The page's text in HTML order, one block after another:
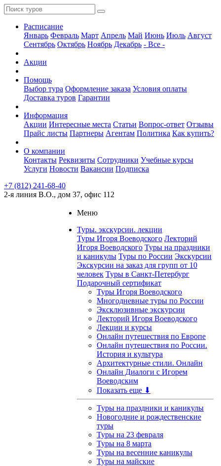
Расписание
Январь Февраль Март Апрель Май Июнь Июль Август
Сентябрь Октябрь Ноябрь Декабрь - Все -
Акции
Помощь
Выбор тура Оформление заказа Условия оплаты
Доставка туров Гарантии
Информация
Акции Интересные места Статьи Вопрос-ответ Отзывы
Прайс листы Партнеры Агентам Политика Как купить?
О компании
Контакты Реквизиты Сотрудники Учебные курсы
Услуги Новости Вакансии Подписка
+7 (812) 241-68-40
2-я линия В.О., дом 37, офис 112
Меню
Туры. экскурсии. лекции
Туры Игоря Воеводского Лекторий
Игоря Воеводского Туры на праздники
и каникулы Туры по России Экскурсии
Экскурсии на заказ для групп от 10
человек Туры в Санкт-Петербург
Подарочный сертификат
Туры Игоря Воеводского
Многодневные туры по России
Эксклюзивные экскурсии
Лекторий Игоря Воеводского
Лекции и курсы
Онлайн путешествия по Европе
Онлайн путешествия по России.
История и культура
Архитектурные стили. Онлайн
Онлайн Диалоги с Игорем
Воеводским
Показать еще ⬇
Туры на праздники и каникулы
Новогодние и рождественские
туры
Туры на 23 февраля
Туры на 8 марта
Туры на весенние каникулы
Туры на майские